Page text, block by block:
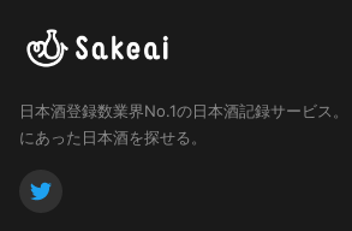
日本酒登録数業界No.1の日本酒記録サービス。
にあった日本酒を探せる。